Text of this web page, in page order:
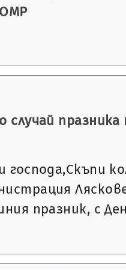
случай празника
господа,Скъпи
празник, с